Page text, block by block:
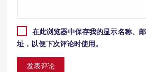
在此浏览器中保存我的显示名称、
址，以便下次评论时使用。